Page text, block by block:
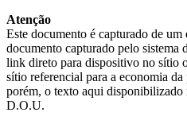
Atenção
Este documento é capturado de
documento capturado pelo sistema
link direto para dispositivo no sítio
sítio referencial para a economia da
porém, o texto aqui
D.O.U.